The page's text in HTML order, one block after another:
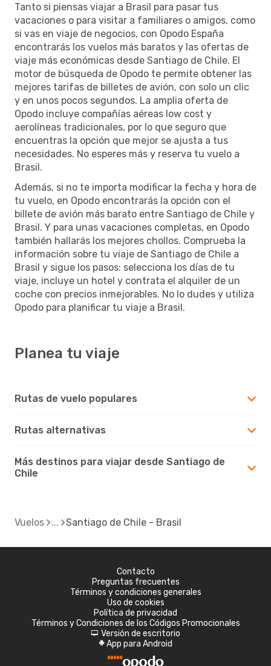
Tanto si piensas viajar a Brasil para pasar tus
vacaciones o para visitar a familiares o amigos, como
si vas en viaje de negocios, con Opodo España
encontrarás los vuelos más baratos y las ofertas de
viaje más económicas desde Santiago de Chile. El
motor de búsqueda de Opodo te permite obtener las
mejores tarifas de billetes de avión, con solo un clic
y en unos pocos segundos. La amplia oferta de
Opodo incluye compañías aéreas low cost y
aerolíneas tradicionales, por lo que seguro que
encuentras la opción que mejor se ajusta a tus
necesidades. No esperes más y reserva tu vuelo a
Brasil.
Además, si no te importa modificar la fecha y hora de
tu vuelo, en Opodo encontrarás la opción con el
billete de avión más barato entre Santiago de Chile y
Brasil. Y para unas vacaciones completas, en Opodo
también hallarás los mejores chollos. Comprueba la
información sobre tu viaje de Santiago de Chile a
Brasil y sigue los pasos: selecciona los días de tu
viaje, incluye un hotel y contrata el alquiler de un
coche con precios inmejorables. No lo dudes y utiliza
Opodo para planificar tu viaje a Brasil.
Planea tu viaje
Rutas de vuelo populares
Rutas alternativas
Más destinos para viajar desde Santiago de
Chile
Vuelos Santiago de Chile - Brasil
Contacto
Preguntas frecuentes
Términos y condiciones generales
Uso de cookies
Política de privacidad
Términos y Condiciones de los Códigos Promocionales
d Versión de escritorio
A App para Android